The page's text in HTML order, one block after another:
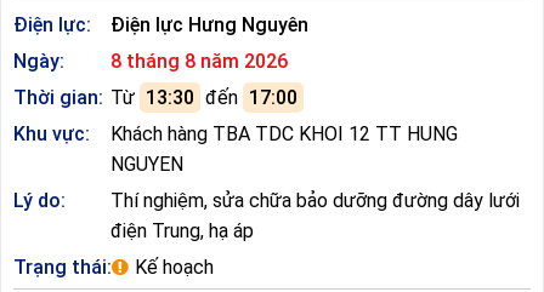
Điện lực:
Điện lực Hưng Nguyên
Ngày:
8 tháng 8 năm 2026
Thời gian: Từ 13:30 đến 17:00
Khu vực:
Khách hàng TBA TDC KHOI 12 TT HUNG
NGUYEN
Lý do:
Thí nghiệm, sửa chữa bảo dưỡng đường dây lưới
điện Trung, hạ áp
Trạng thái:
Kế hoạch